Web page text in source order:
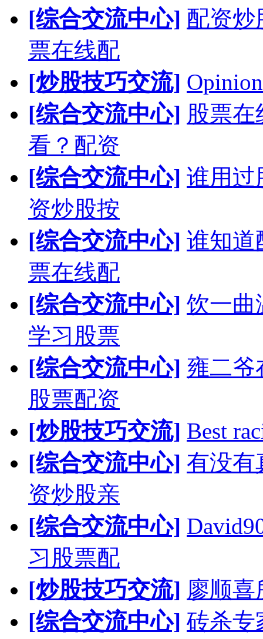
[综合交流中心] 配资炒
票在线配
[炒股技巧交流]
[综合交流中心] 股票
看？配资
[综合交流中心] 谁用过
资炒股按
[综合交流中心] 谁知道
票在线配
[综合交流中心] 饮一曲
学习股票
[综合交流中心] 雍二爷
股票配资
[炒股技巧交流] Best
[综合交流中心] 有没有
资炒股亲
[综合交流中心]
习股票配
[炒股技巧交流] 廖顺
[综合交流中心] 砖杀专